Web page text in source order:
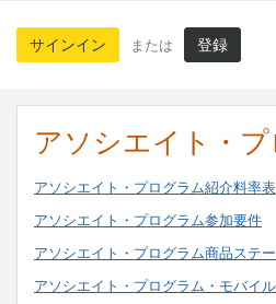
サインイン または 登録
アソシエイト・
アソシエイト・プログラム紹介料率表
アソシエイト・プログラム参加要件
アソシエイト・プログラム商品ステ
アソシエイト・プログラム・モバイ